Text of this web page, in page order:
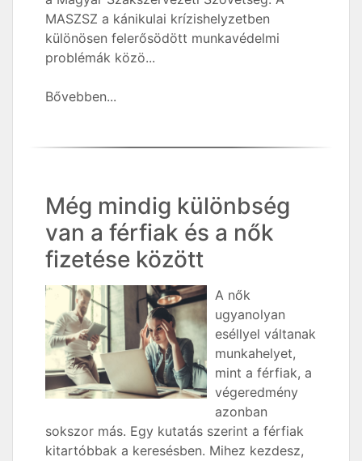
MASZSZ a kánikulai krízishelyzetben
különösen felerősödött munkavédelmi
problémák közö...
Bővebben...
Még mindig különbség
van a férfiak és a nők
fizetése között
A nők
ugyanolyan
eséllyel váltanak
munkahelyet,
mint a férfiak, a
végeredmény
azonban
sokszor más. Egy kutatás szerint a férfiak
kitartóbbak a keresésben. Mihez kezdesz,